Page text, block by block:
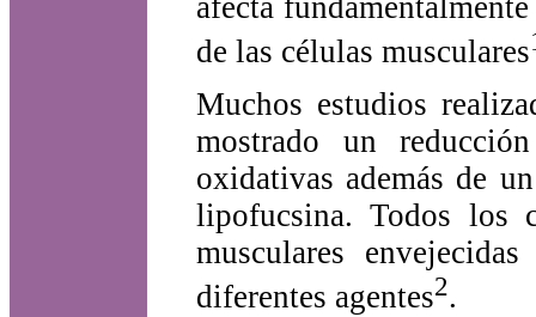
afecta
de las células musculares
Muchos estudios
mostrado un
oxidativas además de
lipofucsina. Todos los
musculares
diferentes agentes2.